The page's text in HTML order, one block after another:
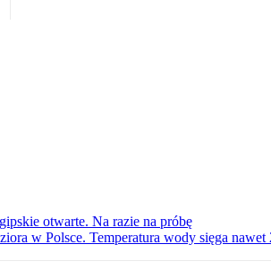
otwarte. Na razie na próbę
w Polsce. Temperatura wody sięga nawet